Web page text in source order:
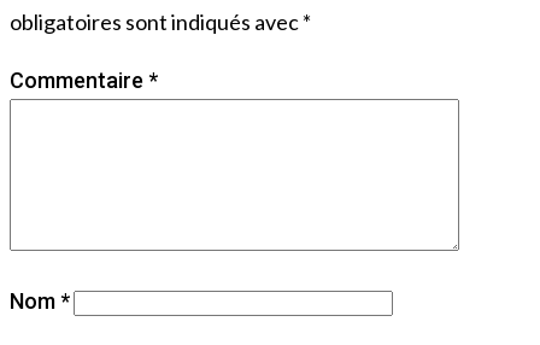
obligatoires sont indiqués avec*
Commentaire *
Nom*